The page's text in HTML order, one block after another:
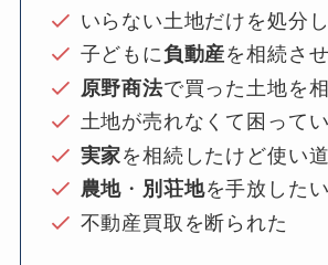
いらない土地だけを処分
子どもに負動産を相続さ
原野商法で買った土地を
土地が売れなくて困って
実家を相続したけど使い
農地 ・ 別荘地を手放したい
不動産買取を断られた